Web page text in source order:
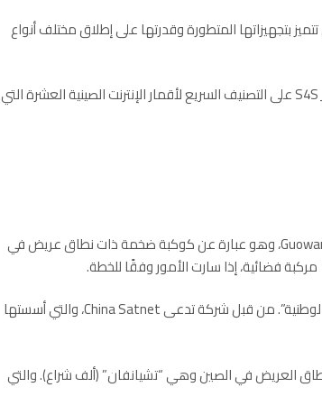
بتجهيزاتها المتطورة وقدرتها على إطلاق مختلف أنواع
وقال ماكدويل عبر موقع X يوم الإثنين: “تهانينا لقوة الفضاء @S4S_SDA على التصنيف السريع لأقمار الإنترنت الصينية العشرة التي
وتمثل الأقمار الصناعية التي تم إطلاقها حديثًا الدفعة الأولى لبرنامج Guowang، وهو عبارة عن كوكبة ضخمة ذات نطاق عريض في
مركبة فضائية، إذا سارت الأمور وفقًا للخطة.
وستتم إدارة القمر الصناعي Guowang، الذي يترجم اسمه إلى “الشبكة الوطنية”. من قبل شركة تدعى China Satnet، والتي أسستها
العريض في الصين وهي “تشيانفان” (ألف شراع). والتي